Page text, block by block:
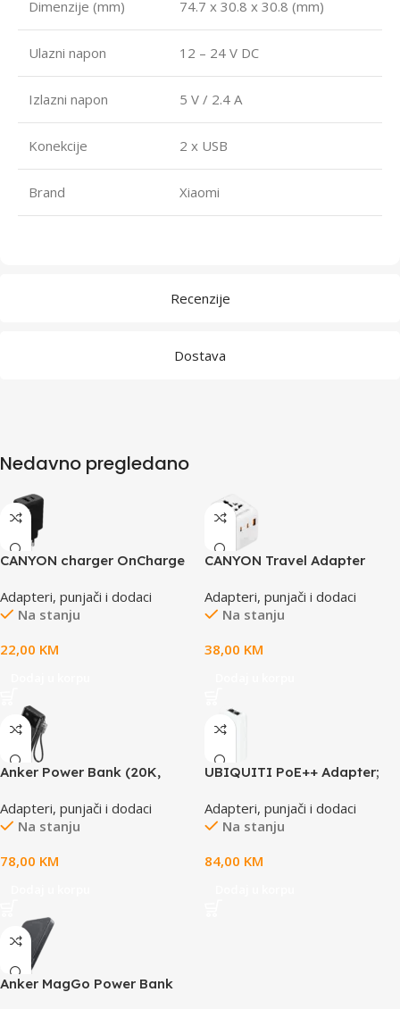
Recenzije
Dostava
Dimenzije (mm) 74.7 x 30.8 x 30.8 (mm)
Ulazni napon 12 – 24 V DC
Izlazni napon 5 V / 2.4 A
Konekcije 2 x USB
Brand Xiaomi
Nedavno pregledano
CANYON charger OnCharge
Black
Adapteri, punjači i dodaci
Na stanju
22,00 KM
CANYON Travel Adapter
20W White
Adapteri, punjači i dodaci
Na stanju
38,00 KM
Anker Power Bank (20K,
Adapteri, punjači i dodaci
Na stanju
78,00 KM
UBIQUITI PoE++ Adapter;
Surge, peak pulse, and
overcurrent protection;
cable with earth ground, and
Adapteri, punjači i dodaci
Na stanju
84,00 KM
Anker MagGo Power Bank